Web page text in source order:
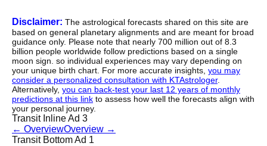
Disclaimer: The astrological forecasts shared on this site are
based on general planetary alignments and are meant for broad
guidance only. Please note that nearly 700 million out of 8.3
billion people worldwide follow predictions based on a single
moon sign. so individual experiences may vary depending on
your unique birth chart. For more accurate insights, you may
consider a personalized consultation with KTAstrologer.
Alternatively, you can back-test your last 12 years of monthly
predictions at this link to assess how well the forecasts align with
your personal journey.
Transit Inline Ad 3
← OverviewOverview →
Transit Bottom Ad 1